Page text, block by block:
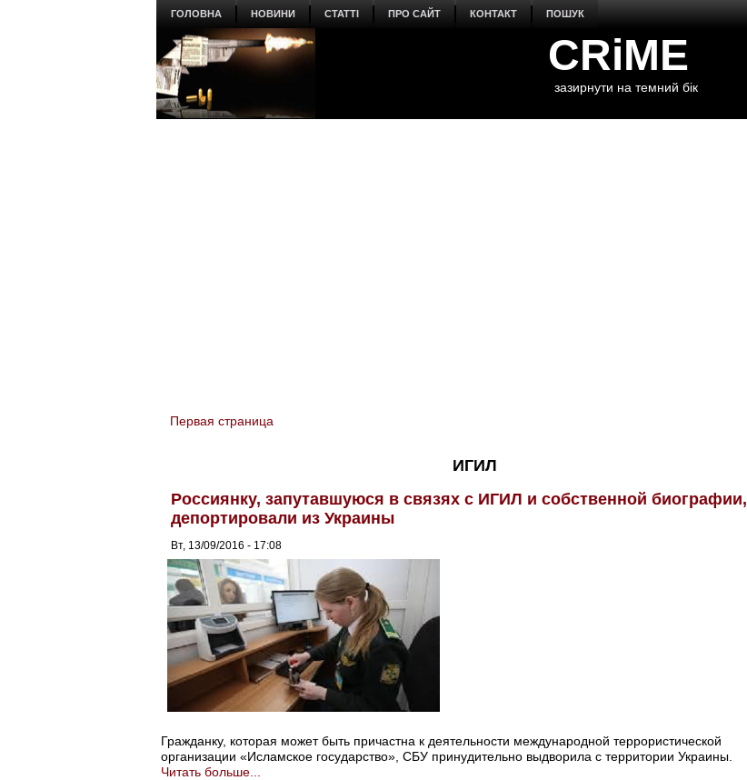
ГОЛОВНА НОВИНИ СТАТТІ ПРО САЙТ КОНТАКТ ПОШУК
CRiME
зазирнути на темний бік
You are here
Первая страница
ИГИЛ
Россиянку, запутавшуюся в связях с ИГИЛ и собственной биографии,
депортировали из Украины
Вт, 13/09/2016 - 17:08
Гражданку, которая может быть причастна к деятельности международной террористической
организации «Исламское государство», СБУ принудительно выдворила с территории Украины.
Читать больше...